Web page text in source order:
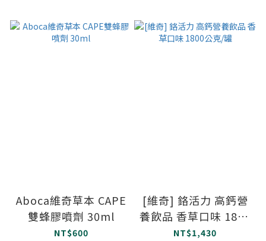
Aboca維奇草本 CAPE
雙蜂膠噴劑 30ml
NT$600
[維奇] 鉻活力 高鈣營
養飲品 香草口味 1800
公克/罐
NT$1,430